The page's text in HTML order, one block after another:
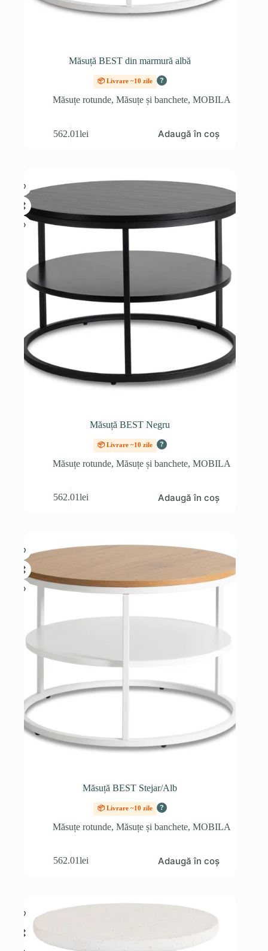
Măsuță BEST din marmură albă
📦 Livrare ~10 zile ?
Măsuțe rotunde,Măsuțe și banchete,MOBILA
562.01lei Adaugă în coș
Măsuță BEST Negru
📦 Livrare ~10 zile ?
Măsuțe rotunde,Măsuțe și banchete,MOBILA
562.01lei Adaugă în coș
Măsuță BEST Stejar/Alb
📦 Livrare ~10 zile ?
Măsuțe rotunde,Măsuțe și banchete,MOBILA
562.01lei Adaugă în coș